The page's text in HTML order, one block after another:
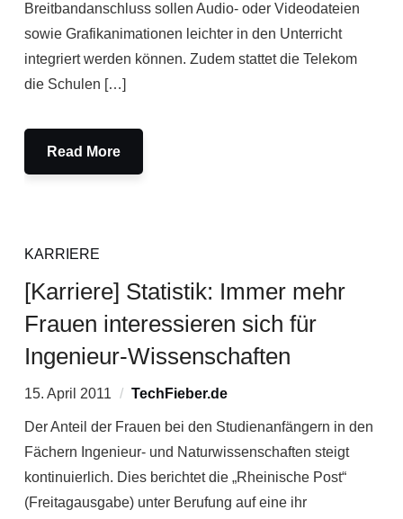
Breitbandanschluss sollen Audio- oder Videodateien
sowie Grafikanimationen leichter in den Unterricht
integriert werden können. Zudem stattet die Telekom
die Schulen […]
Read More
KARRIERE
[Karriere] Statistik: Immer mehr
Frauen interessieren sich für
Ingenieur-Wissenschaften
15. April 2011 TechFieber.de
Der Anteil der Frauen bei den Studienanfängern in den
Fächern Ingenieur- und Naturwissenschaften steigt
kontinuierlich. Dies berichtet die „Rheinische Post“
(Freitagausgabe) unter Berufung auf eine ihr